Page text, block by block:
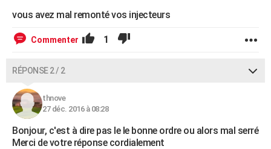
FORUM
vous avez mal remonté vos injecteurs
Commenter 1
RÉPONSE 2 / 2
thnove
27 déc. 2016 à 08:28
Bonjour, c'est à dire pas le le bonne ordre ou alors mal serré
Merci de votre réponse cordialement